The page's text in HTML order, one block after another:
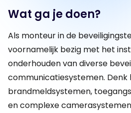
Wat ga je doen?
Als monteur in de
voornamelijk bezig met het
onderhouden van diverse
communicatiesystemen. Denk
brandmeldsystemen,
en complexe